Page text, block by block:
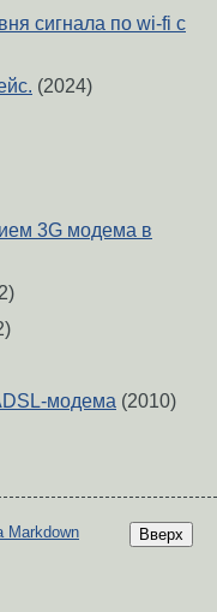
сигнала по wi-fi с
(2024)
3G модема в
модема (2010)
Вверх
Markdown